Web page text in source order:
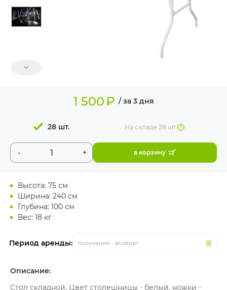
ИЗДЕЛИЯ ДЛЯ
КОМФОРТА
Высота: 75 см
Ширина: 240 см
Глубина: 100 см
Вес: 18 кг
Период аренды: получение - возврат
1 500₽ / за 3 дня
- +
28 шт. На складе 28 шт
в корзину
Описание:
Стол складной. Цвет столешницы - белый, ножки -